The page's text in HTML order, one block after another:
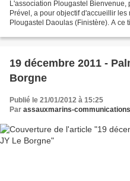
L'association Plougastel
Prével, a pour objectif d'accueillir
Plougastel Daoulas (Finistère). A ce
19 décembre 2011 -
Borgne
Publié le 21/01/2012 à 15:25
Par assauxmarins-communications